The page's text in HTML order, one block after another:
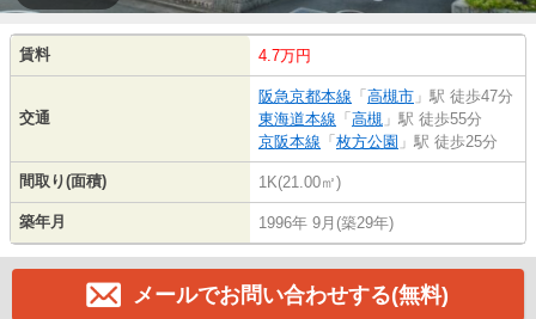
賃料 4.7万円
交通
阪急京都本線 「 高槻市 」駅 徒歩47分
東海道本線 「 高槻 」駅 徒歩55分
京阪本線 「 枚方公園 」駅 徒歩25分
間取り(面積) 1K(21.00㎡)
築年月 1996年 9月(築29年)
メールでお問い合わせする(無料)